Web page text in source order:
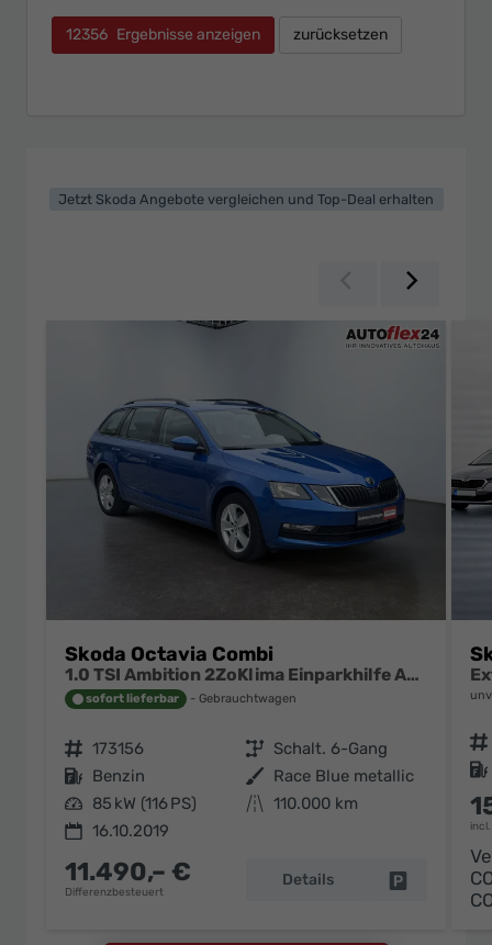
12356 Ergebnisse anzeigen zurücksetzen
Jetzt Skoda Angebote vergleichen und Top-Deal erhalten
Zurück
Skoda Octavia Combi
1.0 TSI Ambition 2ZoKlima Einparkhilfe Audio Swing
sofort lieferbar Gebrauchtwagen
Fahrzeugnr. 173156 Getriebe Schalt. 6-Gang
Kraftstoff Benzin Außenfarbe Race Blue metallic
Leistung 85 kW (116 PS) Kilometerstand 110.000 km
16.10.2019
11.490,– €
Differenzbesteuert
Details Fahrzeug
Fahrzeugnr.
Kraftstoff